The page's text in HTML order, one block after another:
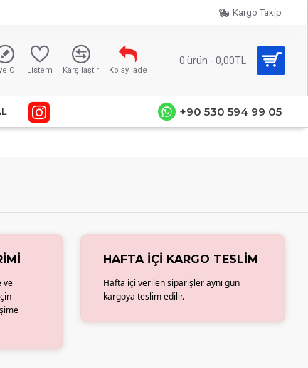
Kargo Takip
Ol Listem Karşılaştır Kolay İade
0 ürün - 0,00TL
+90 530 594 99 05
ve
HAFTA İÇI KARGO TESLIM
Hafta içi verilen siparişler aynı gün
kargoya teslim edilir.